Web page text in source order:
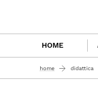
HOME
home didattica